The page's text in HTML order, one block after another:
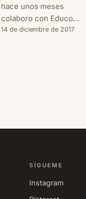
hace unos meses
colaboro con Educo
difundiendo algunos
positivo y de cómo
14 de diciembre de 2017
SÍGUEME
Instagram